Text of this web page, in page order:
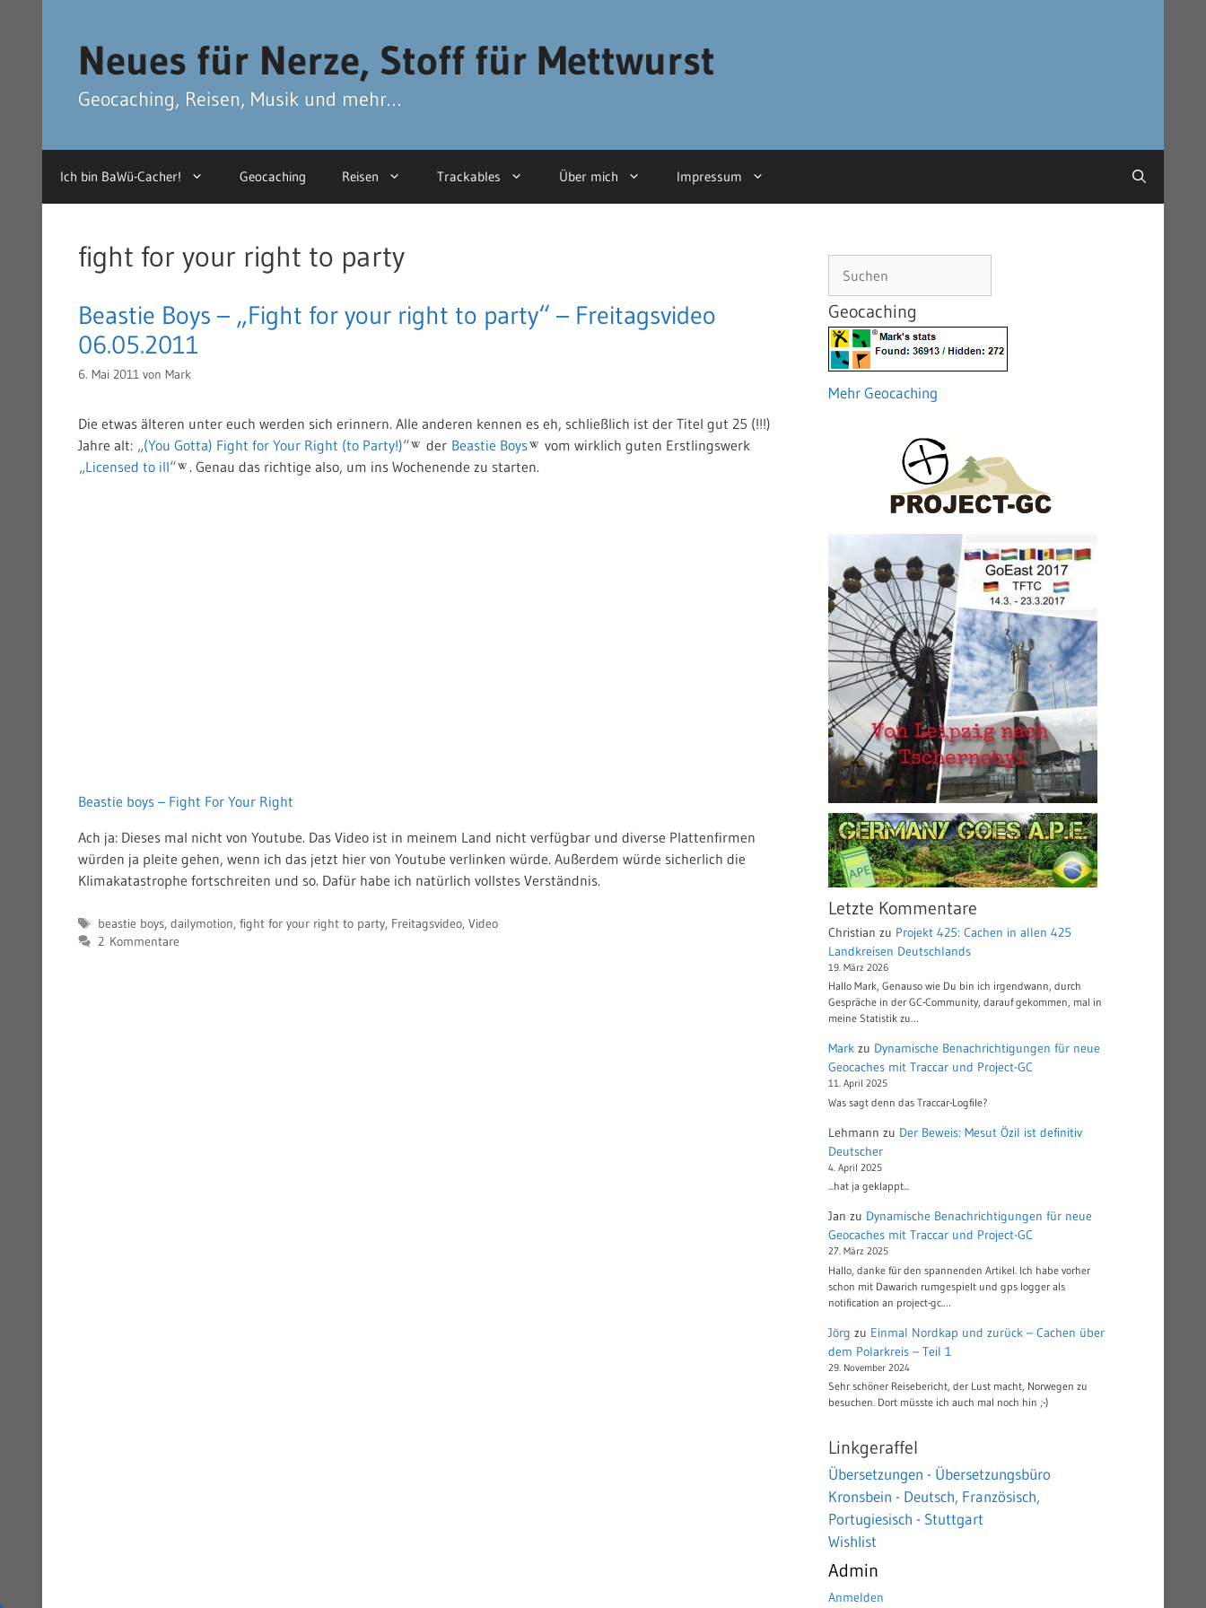
Neues für Nerze, Stoff für Mettwurst
Geocaching, Reisen, Musik und mehr…
Ich bin BaWü-Cacher! Geocaching Reisen Trackables Über mich Impressum
fight for your right to party
Beastie Boys – „Fight for your right to party“ – Freitagsvideo
06.05.2011
6. Mai 2011 von Mark
Die etwas älteren unter euch werden sich erinnern. Alle anderen kennen es eh, schließlich ist der Titel gut 25 (!!!)
Jahre alt: „(You Gotta) Fight for Your Right (to Party!)“ der Beastie Boys
vom wirklich guten Erstlingswerk
„Licensed to ill“
. Genau das richtige also, um ins Wochenende zu starten.
Beastie boys – Fight For Your Right
Ach ja: Dieses mal nicht von Youtube. Das Video ist in meinem Land nicht verfügbar und diverse Plattenfirmen
würden ja pleite gehen, wenn ich das jetzt hier von Youtube verlinken würde. Außerdem würde sicherlich die
Klimakatastrophe fortschreiten und so. Dafür habe ich natürlich vollstes Verständnis.
Schlagwörter
beastie boys, dailymotion, fight for your right to party, Freitagsvideo, Video
2 Kommentare
Geocaching
Mehr Geocaching
Letzte Kommentare
Christian zu Projekt 425: Cachen in allen 425
Landkreisen Deutschlands
19. März 2026
Hallo Mark, Genauso wie Du bin ich irgendwann, durch
Gespräche in der GC-Community, darauf gekommen, mal in
meine Statistik zu…
Mark zu Dynamische Benachrichtigungen für neue
Geocaches mit Traccar und Project-GC
11. April 2025
Was sagt denn das Traccar-Logfile?
Lehmann zu Der Beweis: Mesut Özil ist definitiv
Deutscher
4. April 2025
...hat ja geklappt...
Jan zu Dynamische Benachrichtigungen für neue
Geocaches mit Traccar und Project-GC
27. März 2025
Hallo, danke für den spannenden Artikel. Ich habe vorher
schon mit Dawarich rumgespielt und gps logger als
notification an project-gc.…
Jörg zu Einmal Nordkap und zurück – Cachen über
dem Polarkreis – Teil 1
29. November 2024
Sehr schöner Reisebericht, der Lust macht, Norwegen zu
besuchen. Dort müsste ich auch mal noch hin ;-)
Linkgeraffel
Übersetzungen - Übersetzungsbüro
Kronsbein - Deutsch, Französisch,
Portugiesisch - Stuttgart
Wishlist
Admin
Anmelden